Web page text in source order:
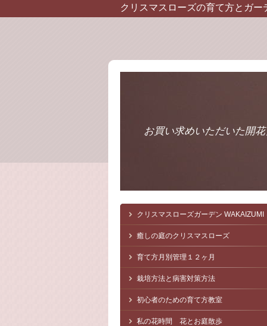
クリスマスローズの育て方とガ
お買い求めいただいた開
クリスマスローズガーデン WAKAIZUMI
癒しの庭のクリスマスローズ
育て方月別管理１２ヶ月
栽培方法と病害対策方法
初心者のための育て方教室
私の花時間 花とお庭散歩